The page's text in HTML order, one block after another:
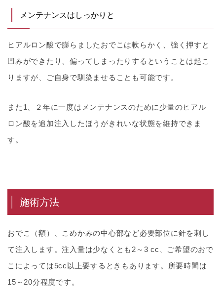
メンテナンスはしっかりと
ヒアルロン酸で膨らましたおでこは軟らかく、強く押すと
凹みができたり、偏ってしまったりするということは起こ
りますが、ご自身で馴染ませることも可能です。
また1、２年に一度はメンテナンスのために少量のヒアル
ロン酸を追加注入したほうがきれいな状態を維持できま
す。
施術方法
おでこ（額）、こめかみの中心部など必要部位に針を刺し
て注入します。注入量は少なくとも2～3 cc、ご希望のおで
こによっては5cc以上要するときもあります。所要時間は
15～20分程度です。